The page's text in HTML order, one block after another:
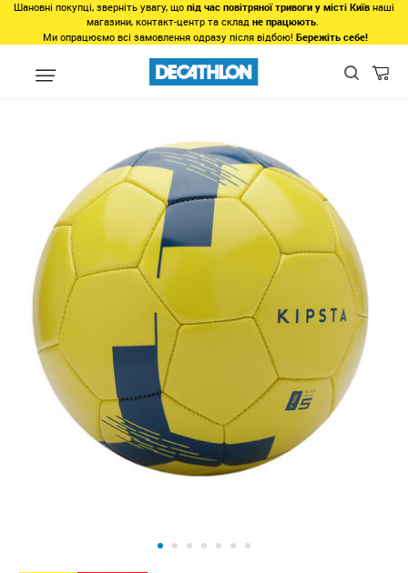
Шановні покупці, зверніть увагу, що під час повітряної тривоги у місті Київ наші
магазини, контакт-центр та склад не працюють.
Ми опрацюємо всі замовлення одразу після відбою! Бережіть себе!
Види спорту Командні види спорту Футбольні